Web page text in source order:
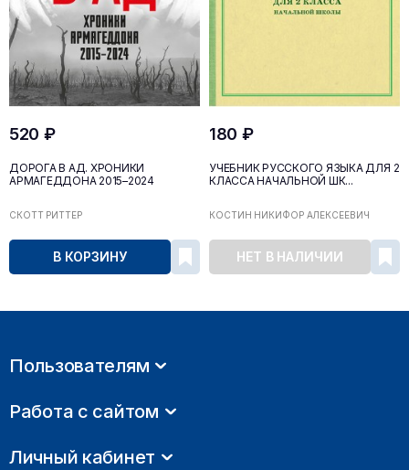
520 ₽
ДОРОГА В АД. ХРОНИКИ
АРМАГЕДДОНА 2015–2024
СКОТТ РИТТЕР
В КОРЗИНУ
180 ₽
УЧЕБНИК РУССКОГО ЯЗЫКА ДЛЯ 2
КЛАССА НАЧАЛЬНОЙ ШК...
КОСТИН НИКИФОР АЛЕКСЕЕВИЧ
НЕТ В НАЛИЧИИ
Пользователям
Работа с сайтом
Личный кабинет